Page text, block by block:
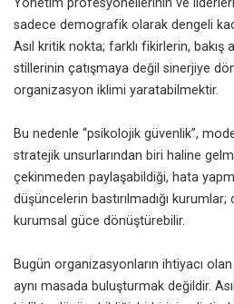
sadece demografik olarak dengeli
Asıl kritik nokta; farklı fikirlerin, bakış
stillerinin çatışmaya değil sinerjiye
organizasyon iklimi yaratabilmektir.
Bu nedenle “psikolojik güvenlik”,
stratejik unsurlarından biri haline
çekinmeden paylaşabildiği, hata
düşüncelerin bastırılmadığı
kurumsal güce dönüştürebilir.
Bugün organizasyonların ihtiyacı
aynı masada buluşturmak değildir.